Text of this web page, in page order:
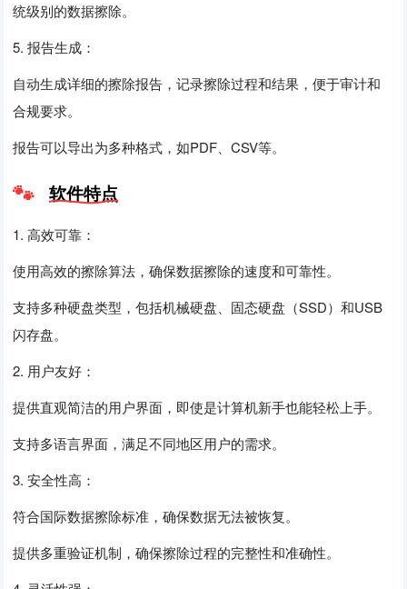
统级别的数据擦除。
5. 报告生成：
自动生成详细的擦除报告，记录擦除过程和结果，便于审计和
合规要求。
报告可以导出为多种格式，如PDF、CSV等。
软件特点
1. 高效可靠：
使用高效的擦除算法，确保数据擦除的速度和可靠性。
支持多种硬盘类型，包括机械硬盘、固态硬盘（SSD）和USB
闪存盘。
2. 用户友好：
提供直观简洁的用户界面，即使是计算机新手也能轻松上手。
支持多语言界面，满足不同地区用户的需求。
3. 安全性高：
符合国际数据擦除标准，确保数据无法被恢复。
提供多重验证机制，确保擦除过程的完整性和准确性。